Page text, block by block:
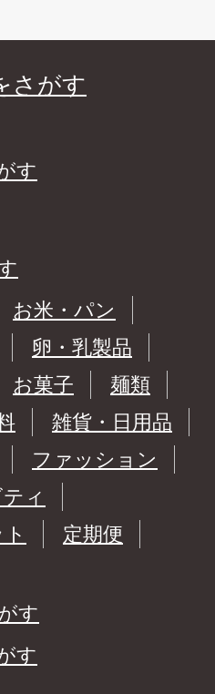
さがす
す
お米・パン
卵・乳製品
お菓子
麺類
雑貨・日用品
ファッション
ィ
定期便
す
す